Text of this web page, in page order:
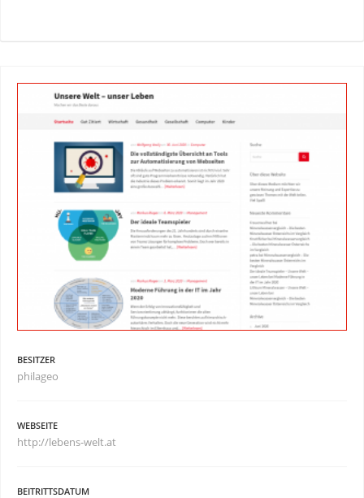
BESITZER
philageo
WEBSEITE
http://lebens-welt.at
BEITRITTSDATUM